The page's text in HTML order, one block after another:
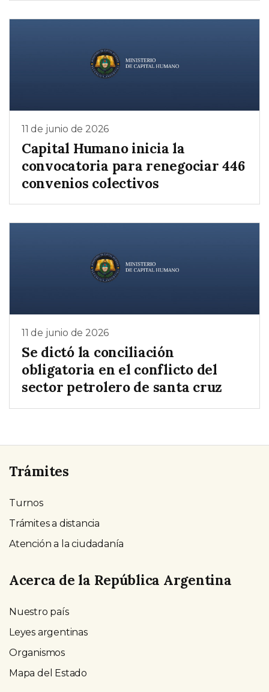
11 de junio de 2026
Capital Humano inicia la
convocatoria para renegociar 446
convenios colectivos
11 de junio de 2026
Se dictó la conciliación
obligatoria en el conflicto del
sector petrolero de santa cruz
Trámites
Turnos
Trámites a distancia
Atención a la ciudadanía
Acerca de la República Argentina
Nuestro país
Leyes argentinas
Organismos
Mapa del Estado